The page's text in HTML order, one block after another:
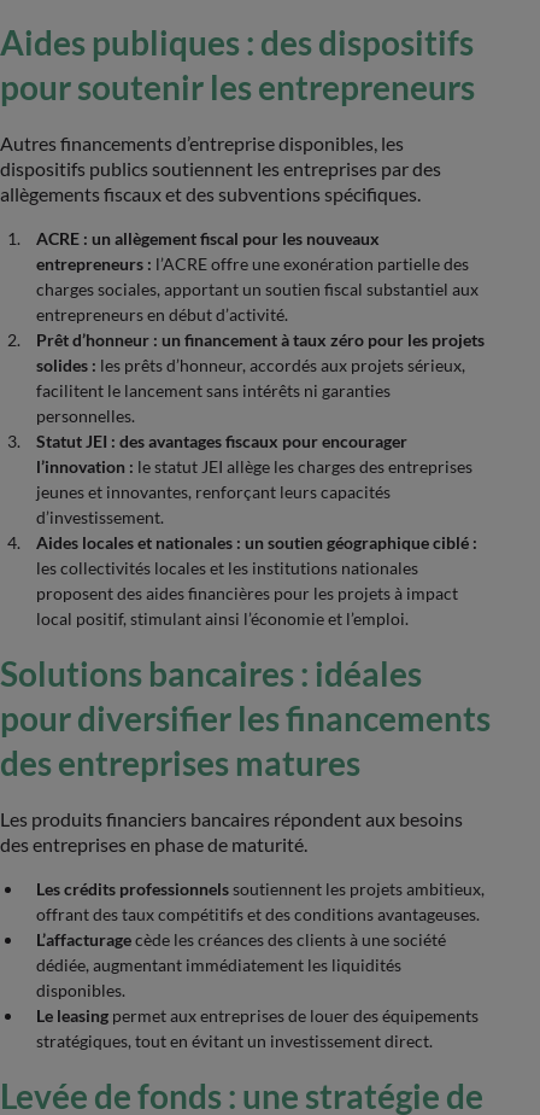
Aides publiques : des dispositifs
pour soutenir les entrepreneurs
Autres financements d’entreprise disponibles, les
dispositifs publics soutiennent les entreprises par des
allègements fiscaux et des subventions spécifiques.
ACRE : un allègement fiscal pour les nouveaux
entrepreneurs : l’ACRE offre une exonération partielle des
charges sociales, apportant un soutien fiscal substantiel aux
entrepreneurs en début d’activité.
Prêt d’honneur : un financement à taux zéro pour les projets
solides : les prêts d’honneur, accordés aux projets sérieux,
facilitent le lancement sans intérêts ni garanties
personnelles.
Statut JEI : des avantages fiscaux pour encourager
l’innovation : le statut JEI allège les charges des entreprises
jeunes et innovantes, renforçant leurs capacités
d’investissement.
Aides locales et nationales : un soutien géographique ciblé :
les collectivités locales et les institutions nationales
proposent des aides financières pour les projets à impact
local positif, stimulant ainsi l’économie et l’emploi.
Solutions bancaires : idéales
pour diversifier les financements
des entreprises matures
Les produits financiers bancaires répondent aux besoins
des entreprises en phase de maturité.
Les crédits professionnelssoutiennent les projets ambitieux,
offrant des taux compétitifs et des conditions avantageuses.
L’affacturagecède les créances des clients à une société
dédiée, augmentant immédiatement les liquidités
disponibles.
Le leasing permet aux entreprises de louer des équipements
stratégiques, tout en évitant un investissement direct.
Levée de fonds : une stratégie de